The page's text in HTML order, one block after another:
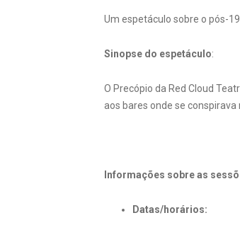
Um espetáculo sobre o pós-
Sinopse do espetáculo:
O Precópio da Red Cloud
aos bares onde se
Informações sobre as
Datas/horários: